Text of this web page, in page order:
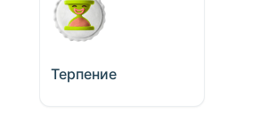
Терпение